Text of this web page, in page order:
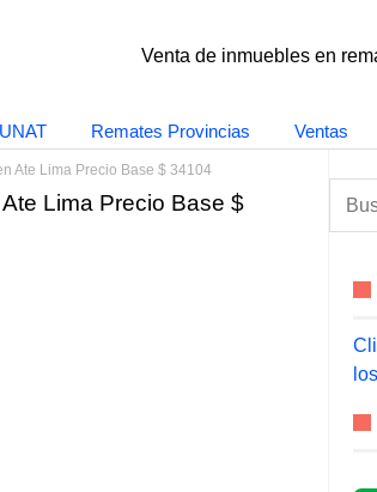
Venta de inmuebles en
Remates Provincias Ventas
Ate Lima Precio Base $ 34104
Lima Precio Base $
a